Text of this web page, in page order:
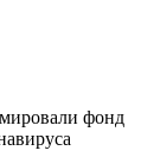
фонд